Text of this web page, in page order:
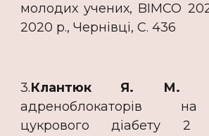
молодих учених, BIMCO
2020 р., Чернівці, C. 436
3.Клантюк Я. М.
адреноблокаторів
цукрового діабету 2